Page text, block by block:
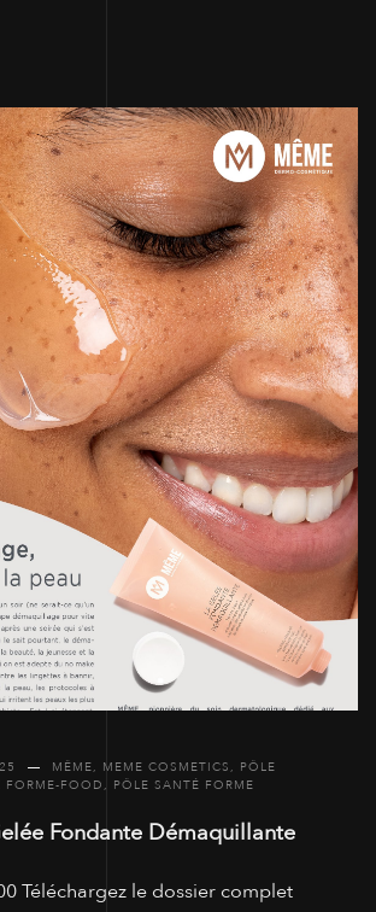
MÊME, MEME COSMETICS, PÔLE
FORME-FOOD, PÔLE SANTÉ FORME
Fondante Démaquillante
Téléchargez le dossier complet